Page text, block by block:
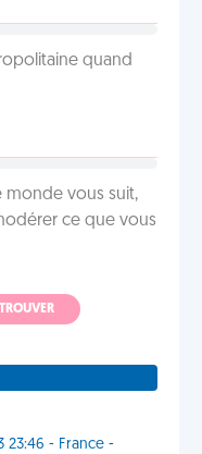
quand
monde vous suit,
ce que vous
23:46 - France -